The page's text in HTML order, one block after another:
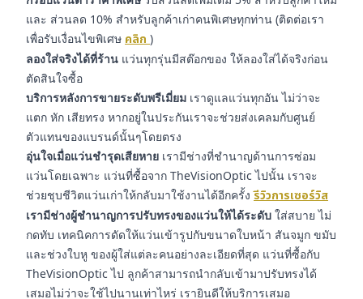
และ ส่วนลด 10% สำหรับลูกค้าเก่าคนพิเศษทุกท่าน (ติดต่อเรา
เพื่อรับเงื่อนไขพิเศษ คลิก )
ลองใส่จริงได้ที่ร้าน แว่นทุกรุ่นมีสต๊อกของ ให้ลองใส่ได้จริงก่อน
ตัดสินใจซื้อ
บริการหลังการขายระดับพรีเมี่ยม เราดูแลแว่นทุกอัน ไม่ว่าจะ
แตก หัก เสียทรง หากอยู่ในประกันเราจะช่วยส่งเคลมกับศูนย์
ตัวแทนของแบรนด์นั้นๆโดยตรง
อุ่นใจเมื่อแว่นชำรุดเสียหาย เรามีช่างที่ชำนาญด้านการซ่อม
แว่นโดยเฉพาะ แว่นที่ซื้อจาก TheVisionOptic ไปนั้น เราจะ
ช่วยชุบชีวิตแว่นเก่าให้กลับมาใช้งานได้อีกครั้งรีวิวการเซอร์วิส
เรามีช่างผู้ชำนาญการปรับทรงของแว่นให้ได้ระดับ ใส่สบาย ไม่
กดทับ เทคนิคการดัดให้แว่นเข้ารูปกับขนาดใบหน้า สันจมูก ขมับ
และช่วงใบหู ของผู้ใส่แต่ละคนอย่างละเอียดที่สุด แว่นที่ซื้อกับ
TheVisionOptic ไป ลูกค้าสามารถนำกลับเข้ามาปรับทรงได้
เสมอไม่ว่าจะใช้ไปนานเท่าไหร่ เรายินดีให้บริการเสมอ